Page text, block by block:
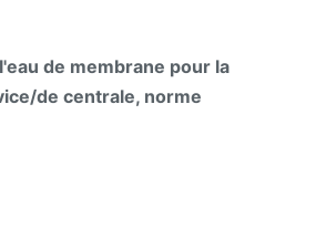
de membrane pour la
de centrale, norme